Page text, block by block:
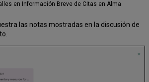
en Información Breve de Citas en Alma
las notas mostradas en la discusión de